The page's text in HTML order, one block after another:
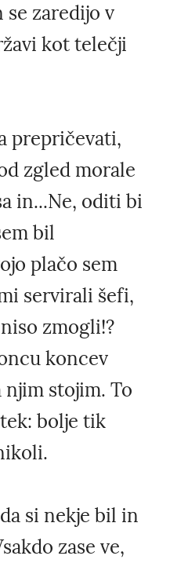
zaredijo v
kot telečji
prepričevati,
zgled morale
in...Ne, oditi bi
bil
plačo sem
servirali šefi,
zmogli!?
koncev
stojim. To
bolje tik
si nekje bil in
zase ve,